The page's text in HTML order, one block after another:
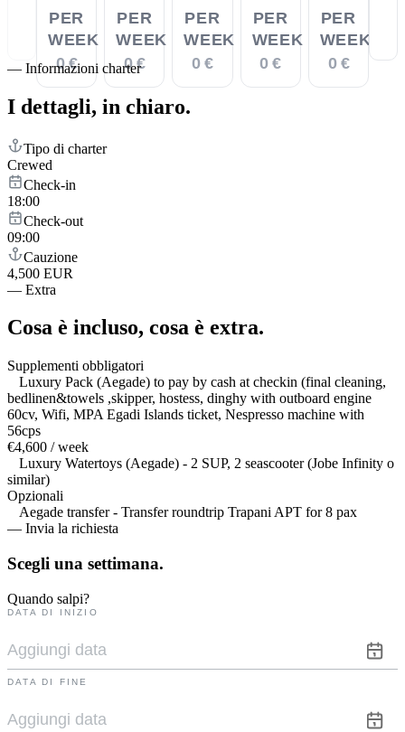
PER
WEEK
0 €
PER
WEEK
0 €
PER
WEEK
0 €
PER
WEEK
0 €
PER
WEEK
0 €
— Informazioni charter
I dettagli, in chiaro.
Tipo di charter
Crewed
Check-in
18:00
Check-out
09:00
Cauzione
4,500 EUR
— Extra
Cosa è incluso, cosa è extra.
Supplementi obbligatori
Luxury Pack (Aegade) to pay by cash at checkin (final cleaning,
bedlinen&towels ,skipper, hostess, dinghy with outboard engine
60cv, Wifi, MPA Egadi Islands ticket, Nespresso machine with
56cps
€4,600 / week
Luxury Watertoys (Aegade) - 2 SUP, 2 seascooter (Jobe Infinity o
similar)
Opzionali
Aegade transfer - Transfer roundtrip Trapani APT for 8 pax
— Invia la richiesta
Scegli una settimana.
Quando salpi?
DATA DI INIZIO
DATA DI FINE